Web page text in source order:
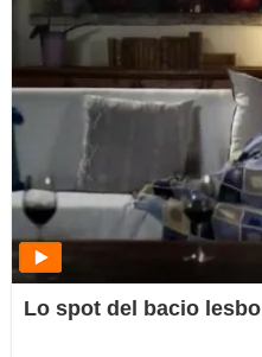
Lo spot del bacio lesbo